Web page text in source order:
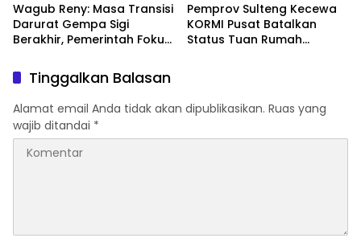
Wagub Reny: Masa Transisi
Darurat Gempa Sigi
Berakhir, Pemerintah Fokus
Pemprov Sulteng Kecewa
KORMI Pusat Batalkan
Status Tuan Rumah
Tinggalkan Balasan
Alamat email Anda tidak akan dipublikasikan. Ruas yang
wajib ditandai *